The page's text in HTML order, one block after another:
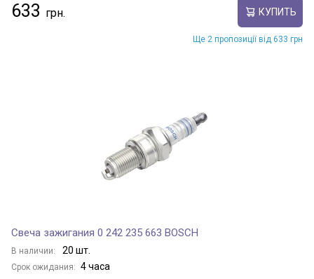
633 КУПИТЬ
Ще 2 пропозиції від 633 грн
Свеча зажигания 0 242 235 663 BOSCH
В наличии: 20 шт.
Срок ожидания: 4 часа